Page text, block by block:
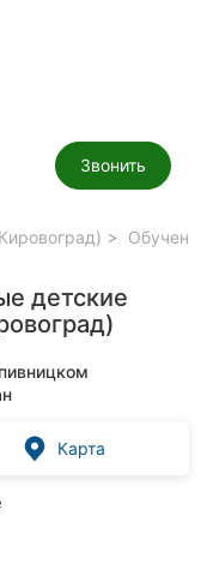
Звонить
детские
Карта